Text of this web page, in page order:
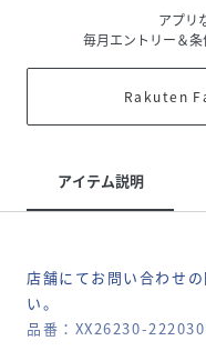
アプリ
毎月エントリー＆条
Rakuten
アイテム説明
店舗にてお問い合わせ
い。
品番：XX26230-